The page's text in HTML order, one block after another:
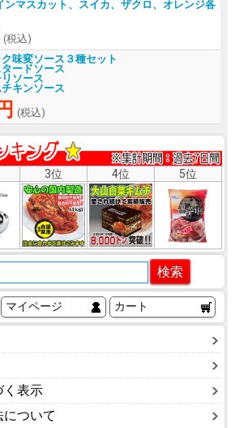
ンマスカット、スイカ、ザクロ、オレンジ各
(税込)
味変ソース３種セット
ードソース
ソース
キンソース
(税込)
3位 4位 5位
マイページ カート
く表示
ついて